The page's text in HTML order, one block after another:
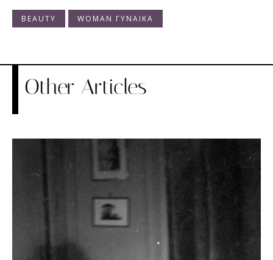
BEAUTY WOMAN ΓΥΝΑΙΚΑ
Other Articles